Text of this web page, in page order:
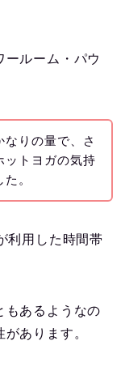
ールーム・パウ
なりの量で、さ
ットヨガの気持
。
利用した時間帯
もあるようなの
あります。